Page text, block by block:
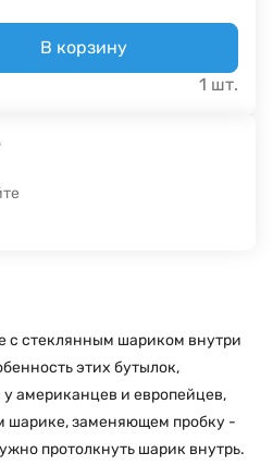
В корзину
1 шт.
с стеклянным шариком внутри
этих бутылок,
американцев и европейцев,
шарике, заменяющем пробку -
протолкнуть шарик внутрь.